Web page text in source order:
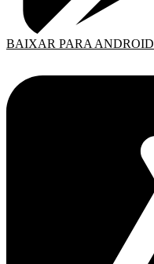
BAIXAR PARA ANDROID